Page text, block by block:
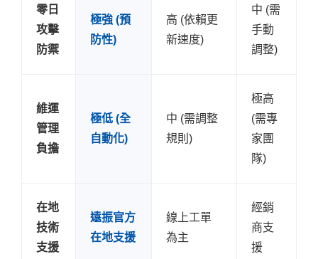
零日
攻擊
防禦
極強 (預
防性)
高 (依賴更
新速度)
中 (需
手動
調整)
維運
管理
負擔
極低 (全
自動化)
中 (需調整
規則)
極高
(需專
家團
隊)
在地
技術
支援
遠振官方
在地支援
線上工單
為主
經銷
商支
援